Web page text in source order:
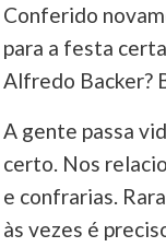
Conferido
para a festa
Alfredo Backer?
A gente passa
certo. Nos
e confrarias.
às vezes é